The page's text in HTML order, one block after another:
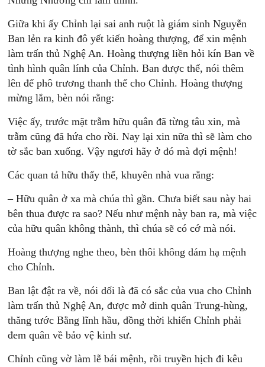
Giữa khi ấy Chỉnh lại sai anh ruột là giám sinh Nguyễn
Ban lẻn ra kinh đô yết kiến hoàng thượng, để xin mệnh
làm trấn thủ Nghệ An. Hoàng thượng liền hỏi kín Ban về
tình hình quân lính của Chỉnh. Ban được thể, nói thêm
lên để phô trương thanh thế cho Chỉnh. Hoàng thượng
mừng lắm, bèn nói rằng:
Việc ấy, trước mặt trẫm hữu quân đã từng tâu xin, mà
trẫm cũng đã hứa cho rồi. Nay lại xin nữa thì sẽ làm cho
tờ sắc ban xuống. Vậy ngươi hãy ở đó mà đợi mệnh!
Các quan tả hữu thấy thế, khuyên nhà vua rằng:
– Hữu quân ở xa mà chúa thì gần. Chưa biết sau này hai
bên thua được ra sao? Nếu như mệnh này ban ra, mà việc
của hữu quân không thành, thì chúa sẽ có cớ mà nói.
Hoàng thượng nghe theo, bèn thôi không dám hạ mệnh
cho Chỉnh.
Ban lật đật ra về, nói dối là đã có sắc của vua cho Chỉnh
làm trấn thủ Nghệ An, được mở dinh quân Trung-hùng,
thăng tước Bằng lĩnh hầu, đồng thời khiến Chỉnh phải
đem quân về bảo vệ kinh sư.
Chỉnh cũng vờ làm lễ bái mệnh, rồi truyền hịch đi kêu